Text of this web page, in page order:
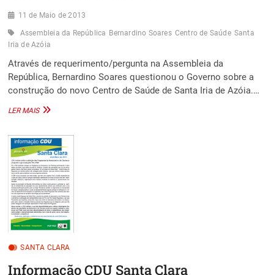
11 de Maio de 2013
Assembleia da República Bernardino Soares Centro de Saúde Santa
Iria de Azóia
Através de requerimento/pergunta na Assembleia da
República, Bernardino Soares questionou o Governo sobre a
construção do novo Centro de Saúde de Santa Iria de Azóia.…
LER MAISBERNARDINO
GOVERNO
SOBRE
A
CONSTRUÇÃO
DO
NOVO
CENTRO
DE
SAÚDE
SANTA
DE
SANTA CLARA
Informação CDU Santa Clara